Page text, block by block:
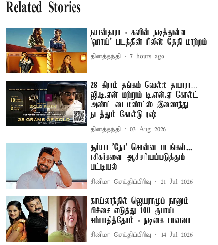
Related Stories
நயன்தாரா - கவின் நடித்துள்ள
'ஹாய்' படத்தின் ரிலீஸ் தேதி மாற்றம்
தினத்தந்தி 7 hours ago
28 கிராம் தங்கம் வெல்ல தயாரா…
ஜி.டி.என் மற்றும் டி.என்.ஏ கோல்ட்
அண்ட் டைமண்ட்ஸ் இணைந்து
நடத்தும் கோல்டு ரஷ்
தினத்தந்தி 03 Aug 2026
சூர்யா 'நோ' சொன்ன படங்கள்...
ரசிகர்களை ஆச்சரியப்படுத்தும்
பட்டியல்
சினிமா செய்திப்பிரிவு 21 Jul 2026
தாய்லாந்தில் ஜெயராமும் நானும்
பிச்சை எடுத்து 100 ரூபாய்
சம்பாதித்தோம் - நடிகை பாவனா
சினிமா செய்திப்பிரிவு 14 Jul 2026